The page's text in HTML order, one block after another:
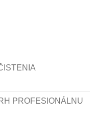
PROFESIONÁLNU